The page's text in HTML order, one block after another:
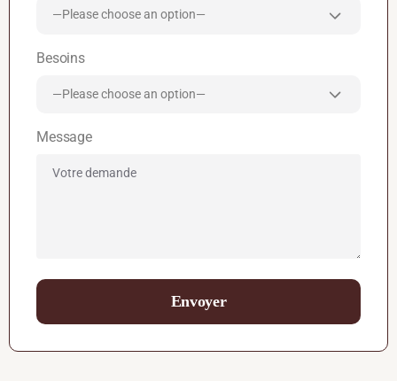
—Please choose an option—
Besoins
—Please choose an option—
Message